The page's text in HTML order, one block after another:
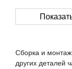
Сборка и
других деталей